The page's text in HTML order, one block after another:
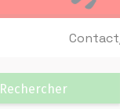
Rechercher